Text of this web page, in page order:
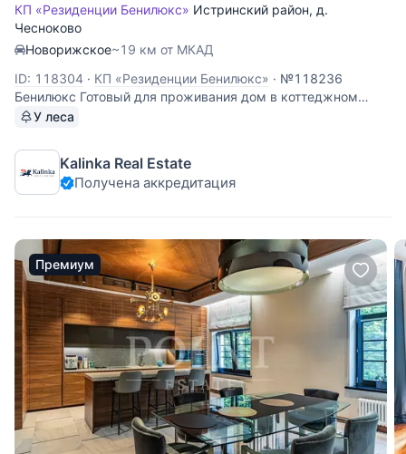
КП «Резиденции Бенилюкс» Истринский район, д.
Чесноково
Новорижское~19 км от МКАД
ID: 118304 · КП «Резиденции Бенилюкс» · №118236
Бенилюкс Готовый для проживания дом в коттеджном
поселке "Бенилюкс". Планировка: Цоколь: бильярдная,
постирочная, кладовая, котельная, сушильная комната; 1
этаж: холл, с/у, спальня с с/у,
У леса
Kalinka Real Estate
Получена аккредитация
Премиум